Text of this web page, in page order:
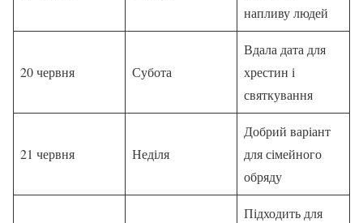
напливу людей
20 червня Субота
Вдала дата для
хрестин і
святкування
21 червня Неділя
Добрий варіант
для сімейного
обряду
Підходить для